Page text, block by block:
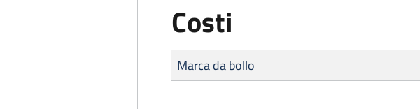
Costi
Tipo di pagamento
Importo
Marca da bollo